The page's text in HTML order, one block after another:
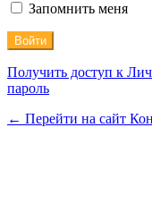
Запомнить меня
Получить доступ к
пароль
← Перейти на сайт